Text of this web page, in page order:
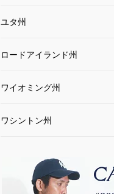
ユタ州
ロードアイランド州
ワイオミング州
ワシントン州